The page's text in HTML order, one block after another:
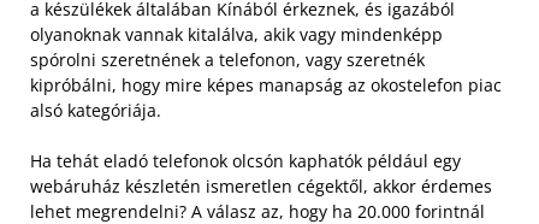
a készülékek általában Kínából érkeznek, és igazából
olyanoknak vannak kitalálva, akik vagy mindenképp
spórolni szeretnének a telefonon, vagy szeretnék
kipróbálni, hogy mire képes manapság az okostelefon piac
alsó kategóriája.
Ha tehát eladó telefonok olcsón kaphatók például egy
webáruház készletén ismeretlen cégektől, akkor érdemes
lehet megrendelni? A válasz az, hogy ha 20.000 forintnál